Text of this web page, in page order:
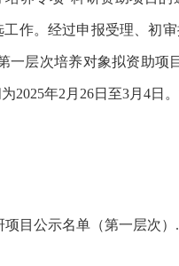
作。经过申报受理、初
一层次培养对象拟资助项
2025年2月26日至3月4日
项目公示名单（第一层次）